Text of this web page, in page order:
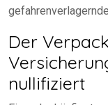
Der
nullifiziert